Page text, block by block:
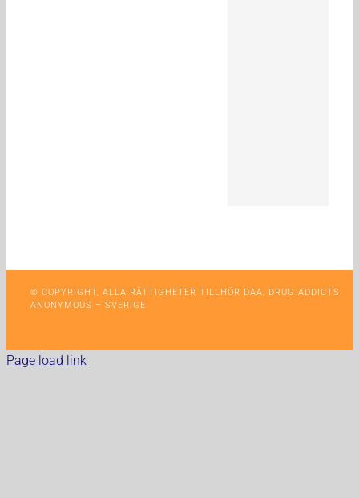
© COPYRIGHT, ALLA RÄTTIGHETER TILLHÖR DAA, DRUG ADDICTS
ANONYMOUS – SVERIGE
Page load link